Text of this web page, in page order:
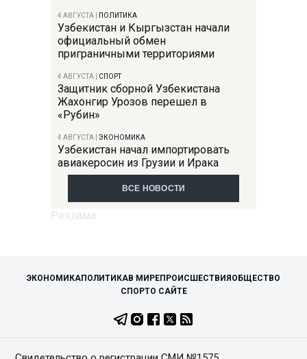
4 АВГУСТА ПОЛИТИКА
Узбекистан и Кыргызстан начали
официальный обмен
приграничными территориями
4 АВГУСТА СПОРТ
Защитник сборной Узбекистана
Жахонгир Урозов перешел в
«Рубин»
4 АВГУСТА ЭКОНОМИКА
Узбекистан начал импортировать
авиакеросин из Грузии и Ирака
ВСЕ НОВОСТИ
ЭКОНОМИКАПОЛИТИКАВ МИРЕПРОИСШЕСТВИЯОБЩЕСТВО
СПОРТО САЙТЕ